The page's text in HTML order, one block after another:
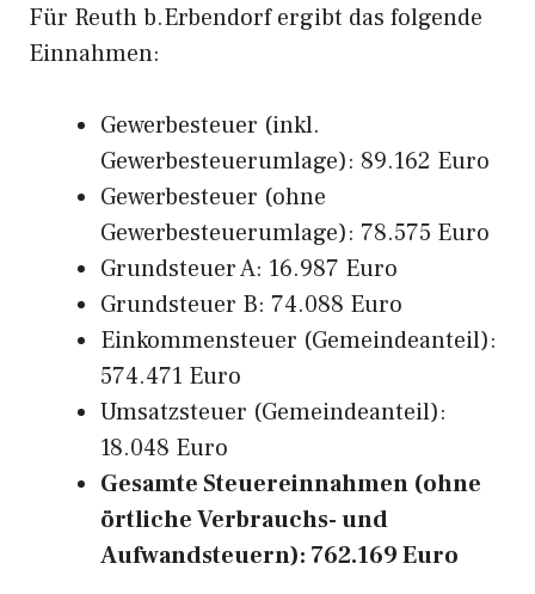
Für Reuth b.Erbendorf ergibt das folgende
Einnahmen:
Gewerbesteuer (inkl.
Gewerbesteuerumlage): 89.162 Euro
Gewerbesteuer (ohne
Gewerbesteuerumlage): 78.575 Euro
Grundsteuer A: 16.987 Euro
Grundsteuer B: 74.088 Euro
Einkommensteuer (Gemeindeanteil):
574.471 Euro
Umsatzsteuer (Gemeindeanteil):
18.048 Euro
Gesamte Steuereinnahmen (ohne
örtliche Verbrauchs- und
Aufwandsteuern): 762.169 Euro